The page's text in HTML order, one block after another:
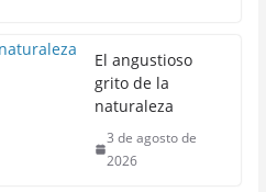
El angustioso
grito de la
naturaleza
3 de agosto de
2026